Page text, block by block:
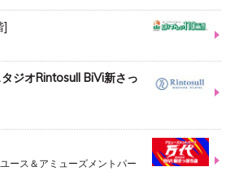
]
ジオRintosull BiVi新さっ
ース＆アミューズメントパー